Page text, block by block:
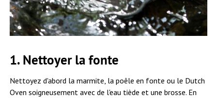
1. Nettoyer la fonte
Nettoyez d'abord la marmite, la poêle en fonte ou le Dutch
Oven soigneusement avec de l'eau tiède et une brosse. En